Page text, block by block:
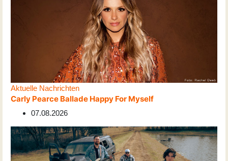
Aktuelle Nachrichten
Carly Pearce Ballade Happy For Myself
07.08.2026